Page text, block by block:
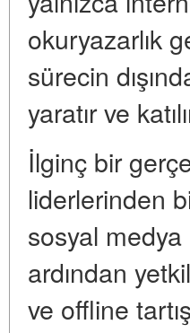
okuryazarlık
sürecin
yaratır ve
İlginç bir
liderlerinden
sosyal
ardından
ve offline